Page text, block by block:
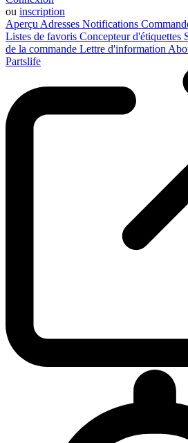
ou inscription
Aperçu Adresses Notifications
Listes de favoris Concepteur d'étiquettes
de la commande Lettre d'information
Partslife